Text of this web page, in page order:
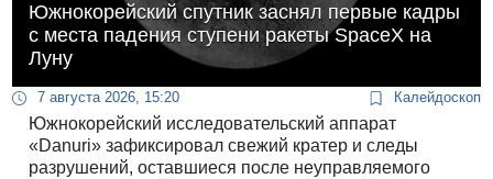
Южнокорейский спутник заснял первые кадры
с места падения ступени ракеты SpaceX на
Луну
7 августа 2026, 15:20 Калейдоскоп
Южнокорейский исследовательский аппарат
«Danuri» зафиксировал свежий кратер и следы
разрушений, оставшиеся после неуправляемого